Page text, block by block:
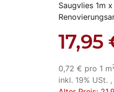
Saugvlies 1m
17,95
0,72 € pro 1 m
inkl. 19% USt.